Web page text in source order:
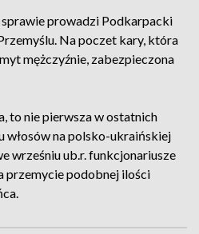
prowadzi Podkarpacki
Na poczet kary, która
mężczyźnie, zabezpieczona
to nie pierwsza w ostatnich
włosów na polsko-ukraińskiej
wrześniu ub.r. funkcjonariusze
przemycie podobnej ilości